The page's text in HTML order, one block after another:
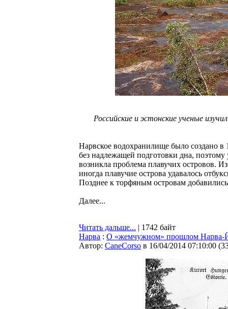
Российские и эстонские ученые
Нарвское водохранилище было создано в
без надлежащей подготовки дна, поэтому
возникла проблема плавучих островов.
иногда плавучие острова удавалось
Позднее к торфяным островам
Далее...
Читать дальше... | 1742 байт
Нарва : О «жемчужном» прошлом Нарва-
Автор: CaneCorso в 16/04/2014 07:10:00 (